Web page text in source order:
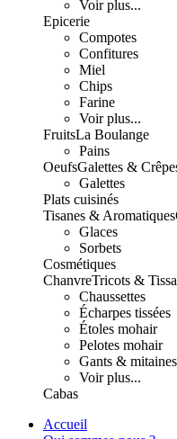
Voir plus...
Epicerie
Compotes
Confitures
Miel
Chips
Farine
Voir plus...
FruitsLa Boulange
Pains
OeufsGalettes &
Galettes
Plats cuisinés
Tisanes & Aromatiques
Glaces
Sorbets
Cosmétiques
ChanvreTricots &
Chaussettes
Écharpes tissées
Étoles mohair
Pelotes mohair
Gants &
Voir plus...
Cabas
Accueil